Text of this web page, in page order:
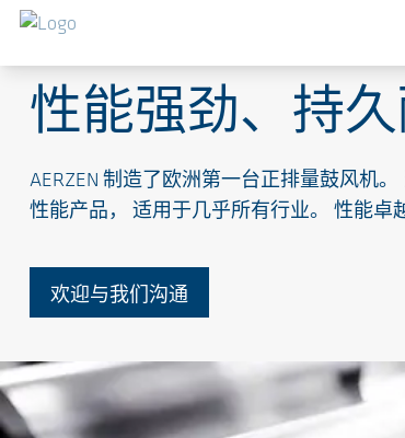
性能强劲、持
AERZEN 制造了欧洲第一台正排量鼓风机
性能产品， 适用于几乎所有行业。 性能卓
欢迎与我们沟通